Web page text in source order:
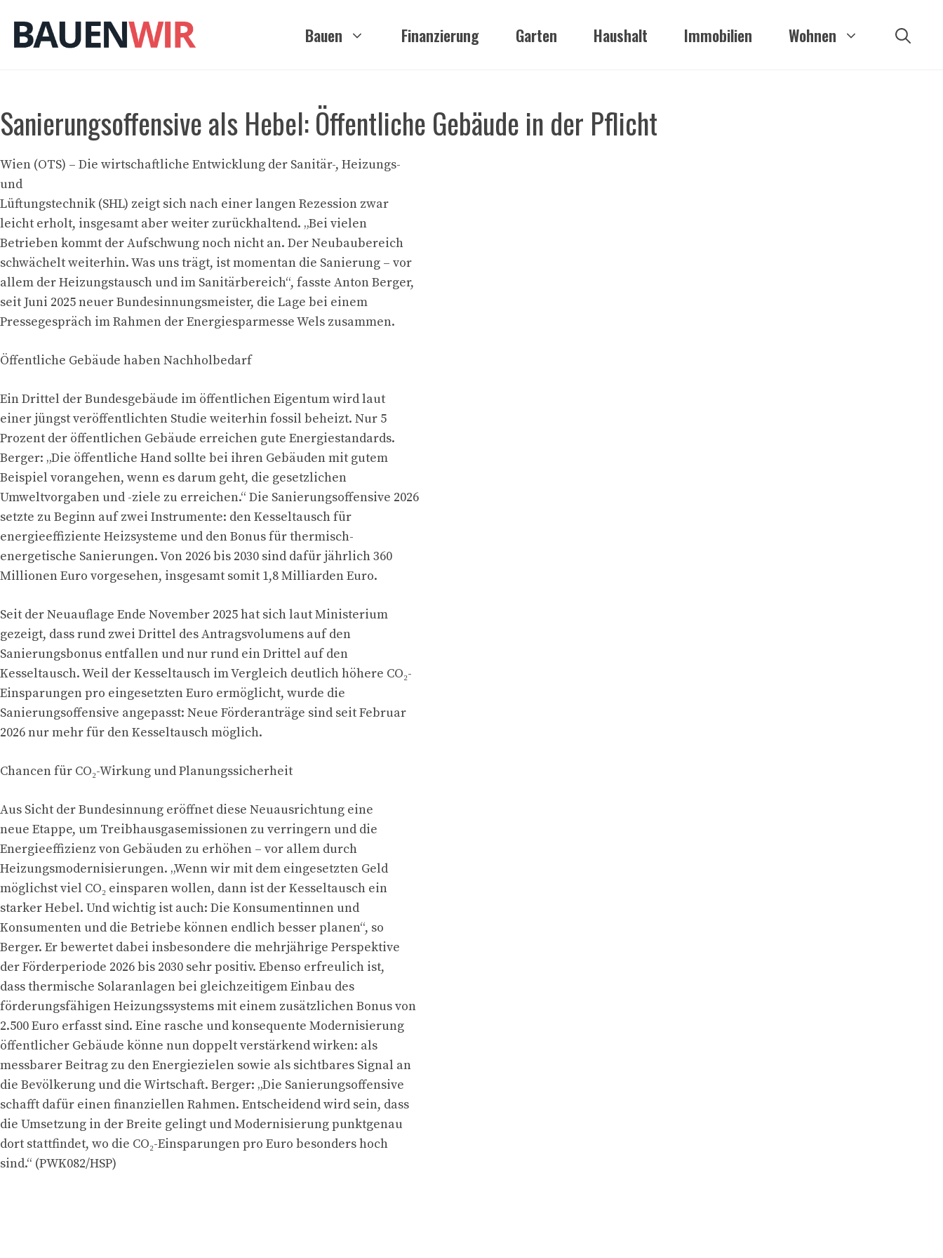
Inhalt
springen
Bauen Finanzierung Garten Haushalt Immobilien Wohnen
Sanierungsoffensive als Hebel: Öffentliche Gebäude in der Pflicht
Wien (OTS) – Die wirtschaftliche Entwicklung der Sanitär-, Heizungs-
und
Lüftungstechnik (SHL) zeigt sich nach einer langen Rezession zwar
leicht erholt, insgesamt aber weiter zurückhaltend. „Bei vielen
Betrieben kommt der Aufschwung noch nicht an. Der Neubaubereich
schwächelt weiterhin. Was uns trägt, ist momentan die Sanierung – vor
allem der Heizungstausch und im Sanitärbereich“, fasste Anton Berger,
seit Juni 2025 neuer Bundesinnungsmeister, die Lage bei einem
Pressegespräch im Rahmen der Energiesparmesse Wels zusammen.
Öffentliche Gebäude haben Nachholbedarf
Ein Drittel der Bundesgebäude im öffentlichen Eigentum wird laut
einer jüngst veröffentlichten Studie weiterhin fossil beheizt. Nur 5
Prozent der öffentlichen Gebäude erreichen gute Energiestandards.
Berger: „Die öffentliche Hand sollte bei ihren Gebäuden mit gutem
Beispiel vorangehen, wenn es darum geht, die gesetzlichen
Umweltvorgaben und -ziele zu erreichen.“ Die Sanierungsoffensive 2026
setzte zu Beginn auf zwei Instrumente: den Kesseltausch für
energieeffiziente Heizsysteme und den Bonus für thermisch-
energetische Sanierungen. Von 2026 bis 2030 sind dafür jährlich 360
Millionen Euro vorgesehen, insgesamt somit 1,8 Milliarden Euro.
Seit der Neuauflage Ende November 2025 hat sich laut Ministerium
gezeigt, dass rund zwei Drittel des Antragsvolumens auf den
Sanierungsbonus entfallen und nur rund ein Drittel auf den
Kesseltausch. Weil der Kesseltausch im Vergleich deutlich höhere CO₂-
Einsparungen pro eingesetzten Euro ermöglicht, wurde die
Sanierungsoffensive angepasst: Neue Förderanträge sind seit Februar
2026 nur mehr für den Kesseltausch möglich.
Chancen für CO₂-Wirkung und Planungssicherheit
Aus Sicht der Bundesinnung eröffnet diese Neuausrichtung eine
neue Etappe, um Treibhausgasemissionen zu verringern und die
Energieeffizienz von Gebäuden zu erhöhen – vor allem durch
Heizungsmodernisierungen. „Wenn wir mit dem eingesetzten Geld
möglichst viel CO₂ einsparen wollen, dann ist der Kesseltausch ein
starker Hebel. Und wichtig ist auch: Die Konsumentinnen und
Konsumenten und die Betriebe können endlich besser planen“, so
Berger. Er bewertet dabei insbesondere die mehrjährige Perspektive
der Förderperiode 2026 bis 2030 sehr positiv. Ebenso erfreulich ist,
dass thermische Solaranlagen bei gleichzeitigem Einbau des
förderungsfähigen Heizungssystems mit einem zusätzlichen Bonus von
2.500 Euro erfasst sind. Eine rasche und konsequente Modernisierung
öffentlicher Gebäude könne nun doppelt verstärkend wirken: als
messbarer Beitrag zu den Energiezielen sowie als sichtbares Signal an
die Bevölkerung und die Wirtschaft. Berger: „Die Sanierungsoffensive
schafft dafür einen finanziellen Rahmen. Entscheidend wird sein, dass
die Umsetzung in der Breite gelingt und Modernisierung punktgenau
dort stattfindet, wo die CO₂-Einsparungen pro Euro besonders hoch
sind.“ (PWK082/HSP)